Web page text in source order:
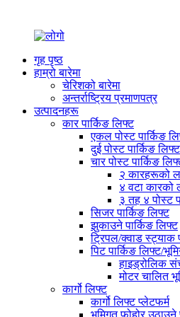
गृह पृष्ठ
हाम्रो बारेमा
चेरिशको बारेमा
अन्तर्राष्ट्रिय प्रमाणपत्र
उत्पादनहरू
कार पार्किङ लिफ्ट
एकल पोस्ट पार्किङ
दुई पोस्ट पार्किङ लिफ्ट
चार पोस्ट पार्किङ
२ कारहरूको
४ वटा कारको
३ तह ४ पोस्ट
सिजर पार्किङ लिफ्ट
झुकाउने पार्किङ लिफ्ट
ट्रिपल/क्वाड स्ट्याक
पिट पार्किङ लिफ्ट/
हाइड्रोलिक
मोटर चालित
कार्गो लिफ्ट
कार्गो लिफ्ट प्लेटफर्म
भूमिगत फोहोर उठाउने